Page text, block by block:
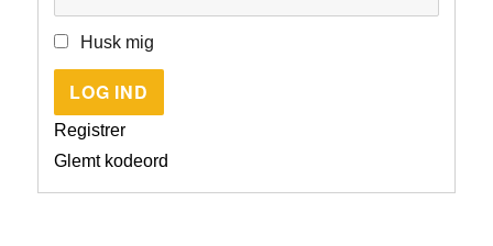
Husk mig
LOG IND
Registrer
Glemt kodeord